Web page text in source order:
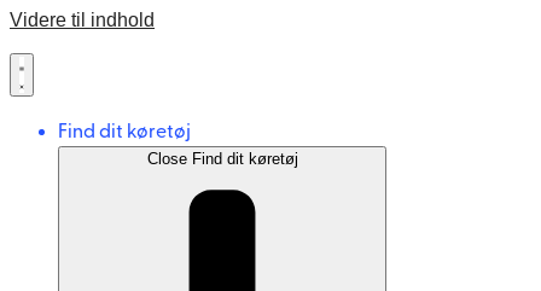
Videre til indhold
Find dit køretøj
Close Find dit køretøj